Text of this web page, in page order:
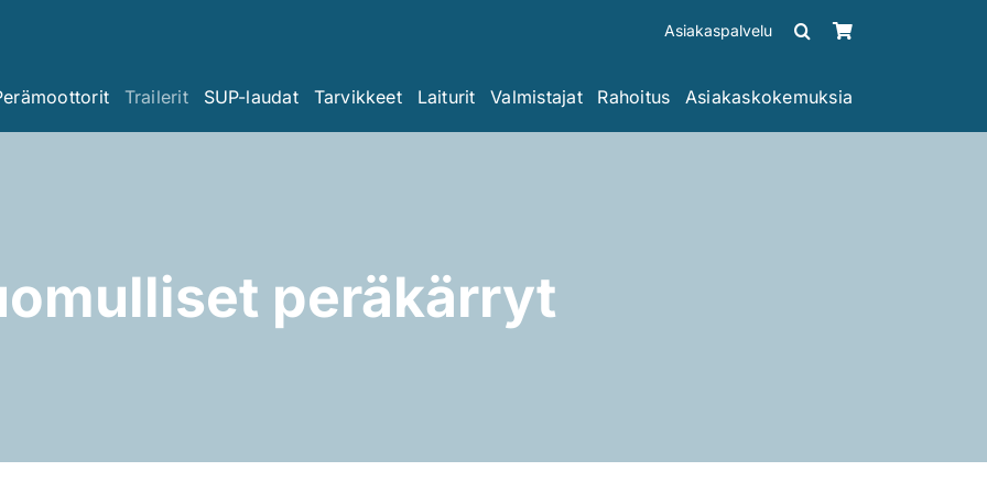
Asiakaspalvelu
Trailerit SUP-laudat Tarvikkeet Laiturit Valmistajat Rahoitus Asiakaskokemuksia
peräkärryt